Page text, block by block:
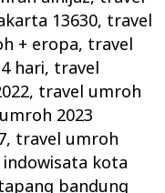
13630, travel
+ eropa, travel
hari, travel
, travel umroh
2023
, travel umroh
kota
bandung